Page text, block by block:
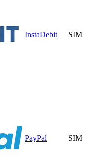
InstaDebit SIM
PayPal SIM